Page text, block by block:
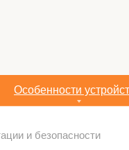
Особенности
и безопасности